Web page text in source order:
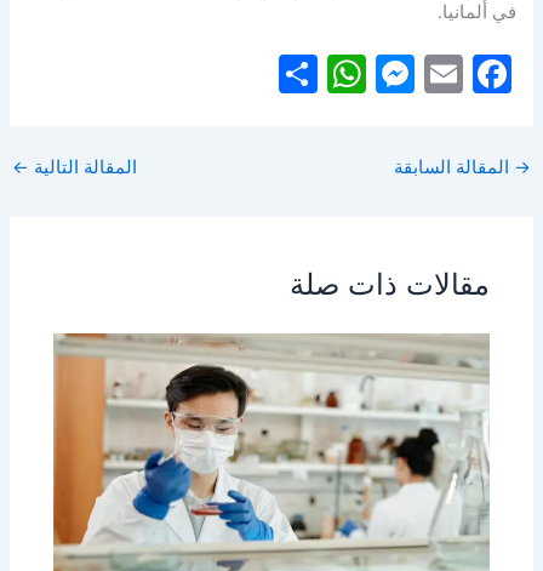
في ألمانيا.
F
c
o
o
k
E
ai
l
M
g
er
W
p
p
→ المقالة السابقة المقالة التالية ←
مقالات ذات صلة